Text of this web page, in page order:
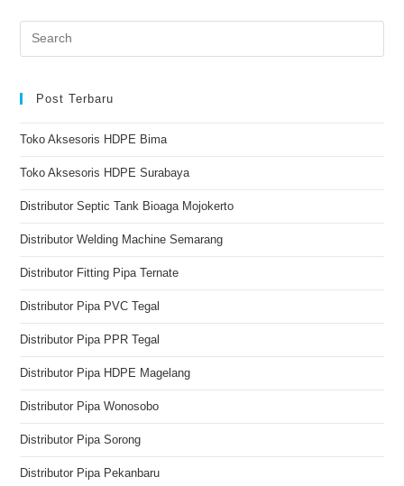
Post Terbaru
Toko Aksesoris HDPE Bima
Toko Aksesoris HDPE Surabaya
Distributor Septic Tank Bioaga Mojokerto
Distributor Welding Machine Semarang
Distributor Fitting Pipa Ternate
Distributor Pipa PVC Tegal
Distributor Pipa PPR Tegal
Distributor Pipa HDPE Magelang
Distributor Pipa Wonosobo
Distributor Pipa Sorong
Distributor Pipa Pekanbaru